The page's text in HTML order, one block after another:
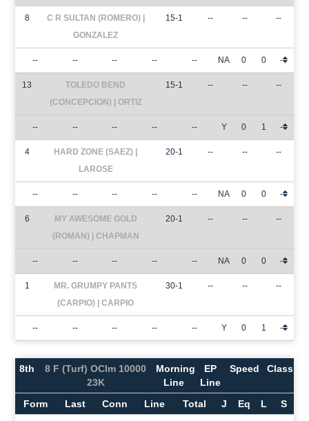
8
C R SULTAN (ROMERO) |
GONZALEZ
15-1 -- -- --
-- -- -- -- -- NA 0 0 -
13
TOLEDO BEND
(CONCEPCION) | ORTIZ
15-1 -- -- --
-- -- -- -- -- Y 0 1 -
4
HARD ZONE (SAEZ) |
LAROSE
20-1 -- -- --
-- -- -- -- -- NA 0 0 -
6
MY AWESOME GOLD
(ROMAN) | CHAPMAN
20-1 -- -- --
-- -- -- -- -- NA 0 0 -
1
MR. GRUMPY PANTS
(CARPIO) | CARPIO
30-1 -- -- --
-- -- -- -- -- Y 0 1 -
8th
8 F (Turf) OClm 10000
23K
Morning
Line
EP
Line
Speed Class
Form Last Conn Line Total J Eq L S